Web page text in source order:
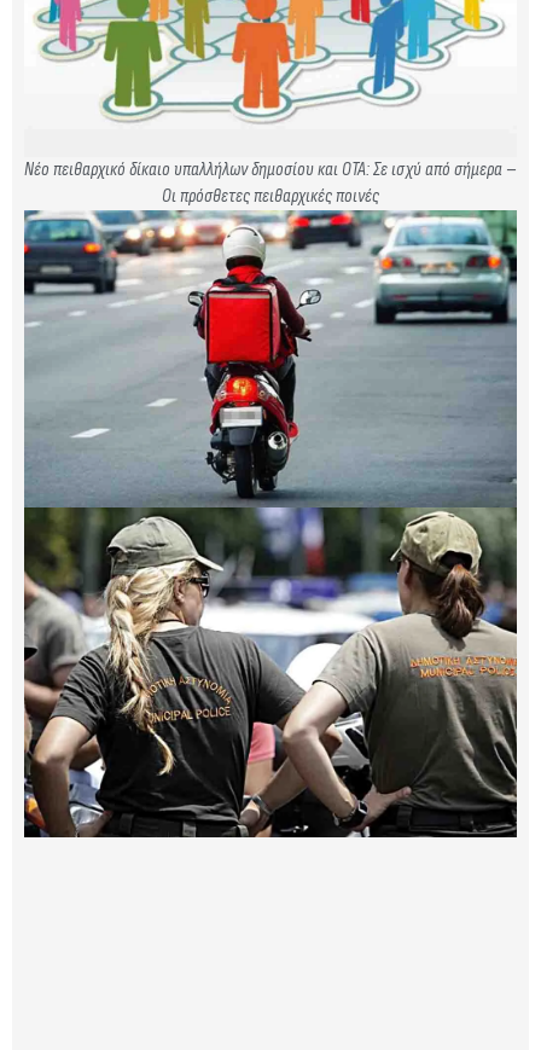
Νέο πειθαρχικό δίκαιο υπαλλήλων δημοσίου και ΟΤΑ: Σε ισχύ από σήμερα –
Οι πρόσθετες πειθαρχικές ποινές